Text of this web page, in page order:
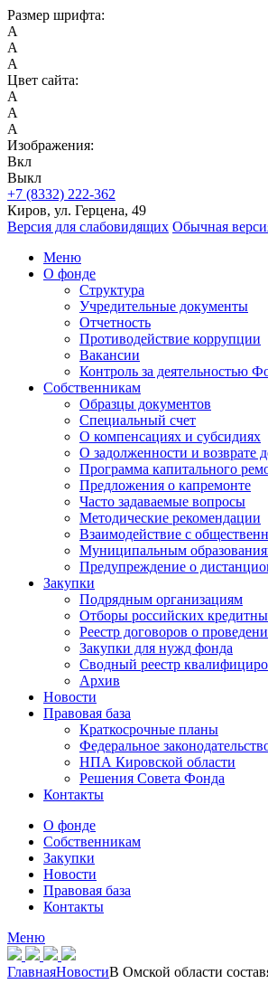
Размер шрифта:
A
A
A
Цвет сайта:
A
A
A
Изображения:
Вкл
Выкл
+7 (8332) 222-362
Киров, ул. Герцена, 49
Версия для слабовидящих Обычная
Меню
О фонде
Структура
Учредительные документы
Отчетность
Противодействие коррупции
Вакансии
Контроль за деятельностью
Собственникам
Образцы документов
Специальный счет
О компенсациях и субсидиях
О задолженности и возврате
Программа капитального
Предложения о капремонте
Часто задаваемые вопросы
Методические рекомендации
Взаимодействие с
Муниципальным
Предупреждение о
Закупки
Подрядным организациям
Отборы российских
Реестр договоров о
Закупки для нужд фонда
Сводный реестр
Архив
Новости
Правовая база
Краткосрочные планы
Федеральное
НПА Кировской области
Решения Совета Фонда
Контакты
О фонде
Собственникам
Закупки
Новости
Правовая база
Контакты
Меню
ГлавнаяНовостиВ Омской области